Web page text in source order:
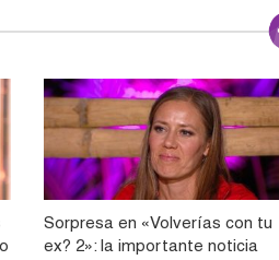
Sorpresa en «Volverías con tu
ex? 2»: la importante noticia